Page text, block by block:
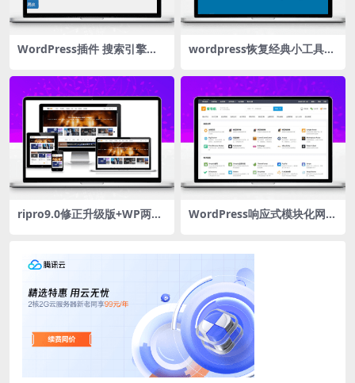
WordPress插件 搜索引擎抓
wordpress恢复经典小工具设
ripro9.0修正升级版+WP两款
WordPress响应式模块化网址